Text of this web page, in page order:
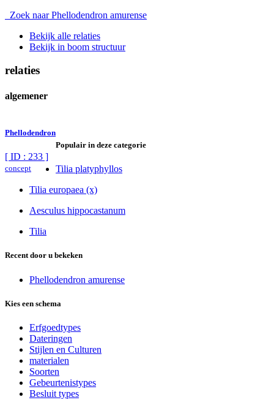
Zoek naar Phellodendron amurense
Bekijk alle relaties
Bekijk in boom structuur
relaties
algemener
Phellodendron
[ ID : 233 ]
concept
Populair in deze categorie
Tilia platyphyllos
Tilia europaea (x)
Aesculus hippocastanum
Tilia
Recent door u bekeken
Phellodendron amurense
Kies een schema
Erfgoedtypes
Dateringen
Stijlen en Culturen
materialen
Soorten
Gebeurtenistypes
Besluit types